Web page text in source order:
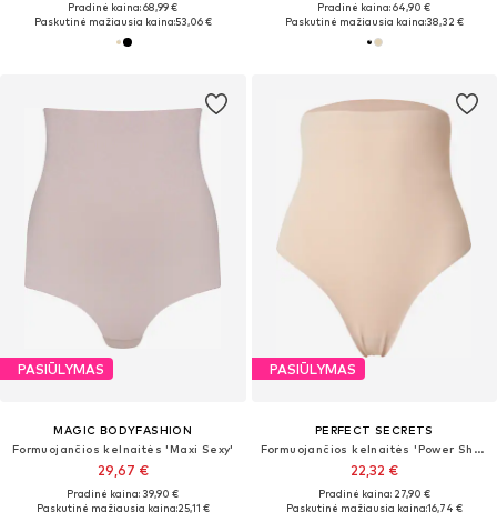
Pradinė kaina: 68,99 €
Paskutinė mažiausia kaina:53,06 €
Pradinė kaina: 64,90 €
Paskutinė mažiausia kaina:38,32 €
PASIŪLYMAS
MAGIC BODYFASHION
Formuojančios kelnaitės 'Maxi Sexy'
29,67 €
Pradinė kaina: 39,90 €
Paskutinė mažiausia kaina:25,11 €
PASIŪLYMAS
PERFECT SECRETS
Formuojančios kelnaitės 'Power Shaper'
22,32 €
Pradinė kaina: 27,90 €
Paskutinė mažiausia kaina:16,74 €